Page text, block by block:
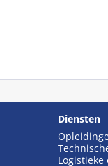
Diensten
Logistieke